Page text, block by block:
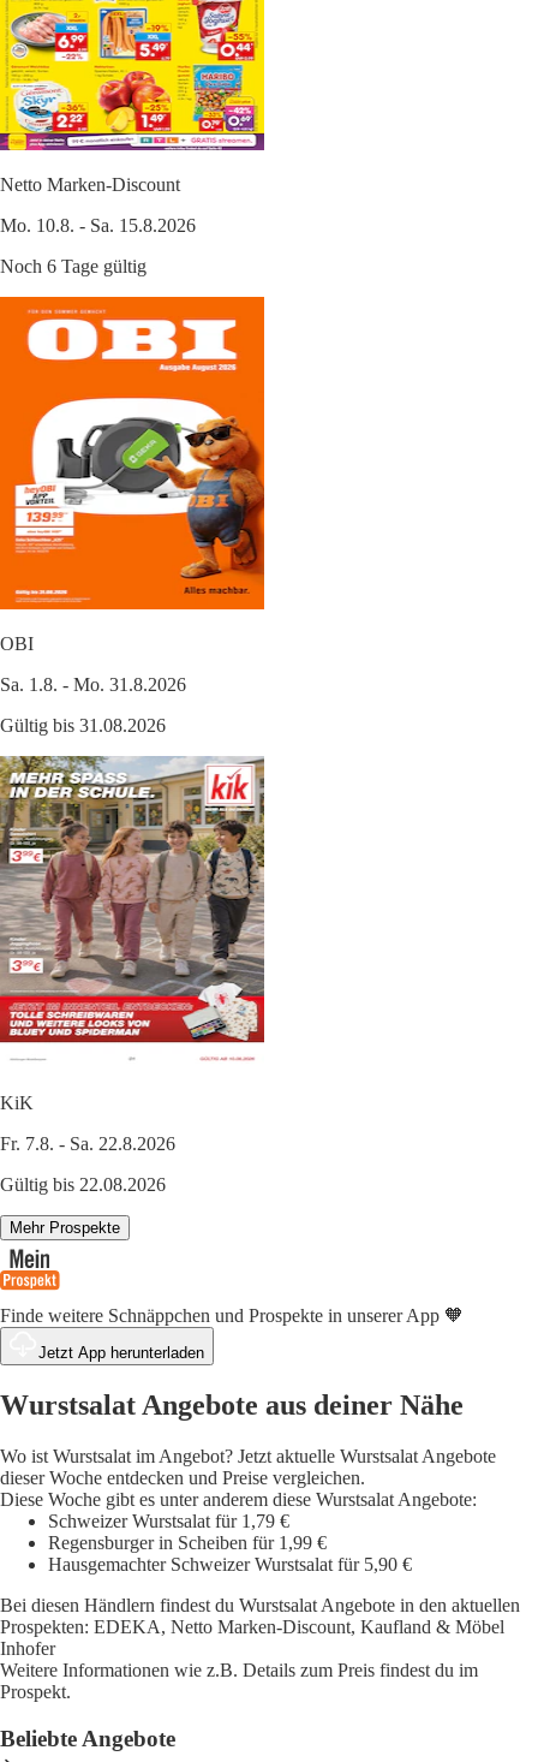
Netto Marken-Discount
Mo. 10.8. - Sa. 15.8.2026
Noch 6 Tage gültig
OBI
Sa. 1.8. - Mo. 31.8.2026
Gültig bis 31.08.2026
KiK
Fr. 7.8. - Sa. 22.8.2026
Gültig bis 22.08.2026
Mehr Prospekte
Finde weitere Schnäppchen und Prospekte in unserer App 🧡
Jetzt App herunterladen
Wurstsalat Angebote aus deiner Nähe
Wo ist Wurstsalat im Angebot? Jetzt aktuelle Wurstsalat Angebote
dieser Woche entdecken und Preise vergleichen.
Diese Woche gibt es unter anderem diese Wurstsalat Angebote:
Schweizer Wurstsalat für 1,79 €
Regensburger in Scheiben für 1,99 €
Hausgemachter Schweizer Wurstsalat für 5,90 €
Bei diesen Händlern findest du Wurstsalat Angebote in den aktuellen
Prospekten: EDEKA, Netto Marken-Discount, Kaufland & Möbel
Inhofer
Weitere Informationen wie z.B. Details zum Preis findest du im
Prospekt.
Beliebte Angebote